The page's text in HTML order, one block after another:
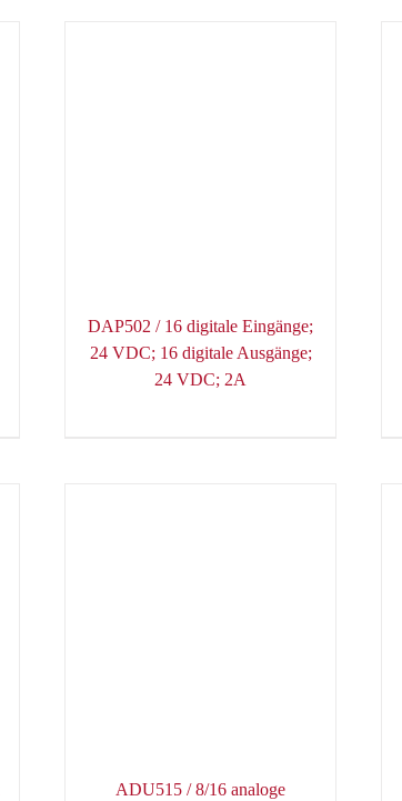
DAP502 / 16 digitale Eingänge;
24 VDC; 16 digitale Ausgänge;
24 VDC; 2A
ADU515 / 8/16 analoge